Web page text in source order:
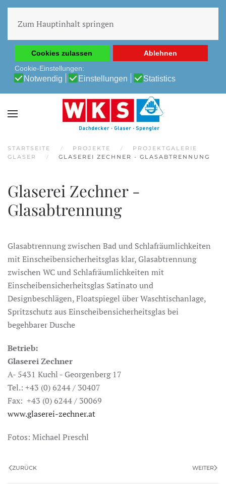
Erfahrung auf unserer Website zu ermöglichen.
Cookie-Richtlinie
Datenschutz-Bestimmungen
Cookies zulassen
Ablehnen
Cookie-Einstellungen:
Notwendig Einstellungen Statistics
Zum Hauptinhalt springen
STARTSEITE PROJEKTE
PROJEKTGALERIE
GLASER
GLASEREI ZECHNER - GLASABTRENNUNG
Glaserei Zechner -
Glasabtrennung
Glasabtrennung zwischen Bad und Schlafräumlichkeiten
mit Einscheibensicherheitsglas klar, Glasabtrennung
zwischen WC und Schlafräumlichkeiten mit
Einscheibensicherheitsglas Satinato und
Designbeschlägen, Floatspiegel über Waschtischanlage,
Spritzschutz aus Einscheibensicherheitsglas bei
begehbarer Dusche
Betrieb:
Glaserei Zechner
A- 5431 Kuchl - Georgenberg 17
Tel.: +43 (0) 6244 / 30407
Fax: +43 (0) 6244 / 30069
www.glaserei-zechner.at
Fotos: Michael Preschl
ZURÜCK WEITER